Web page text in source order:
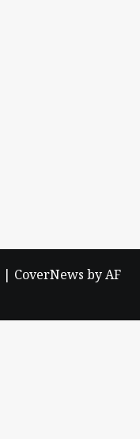
| CoverNews by AF